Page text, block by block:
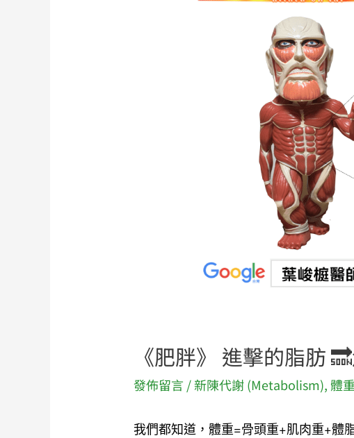
《肥胖》 進擊的脂肪
發佈留言 /新陳代謝 (Metabolism), 體
我們都知道，體重=骨頭重+肌肉重+體